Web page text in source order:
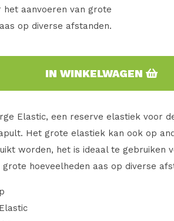
het aanvoeren van grote
op diverse afstanden.
IN WINKELWAGEN
Elastic, een reserve elastiek voor
Het grote elastiek kan ook op
worden, het is ideaal te gebruiken
grote hoeveelheden aas op diverse